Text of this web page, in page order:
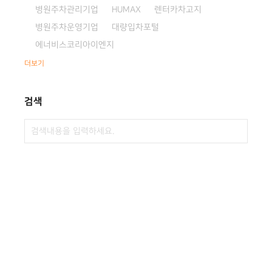
병원주차관리기업 HUMAX
렌터카차고지
병원주차운영기업
대량입차포털
에너비스코리아이엔지
더보기
검색